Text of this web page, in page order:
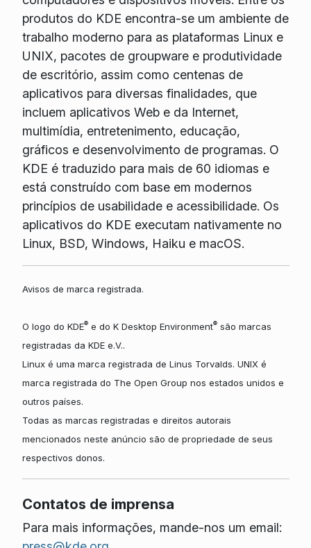
produtos do KDE encontra-se um ambiente de
trabalho moderno para as plataformas Linux e
UNIX, pacotes de groupware e produtividade
de escritório, assim como centenas de
aplicativos para diversas finalidades, que
incluem aplicativos Web e da Internet,
multimídia, entretenimento, educação,
gráficos e desenvolvimento de programas. O
KDE é traduzido para mais de 60 idiomas e
está construído com base em modernos
princípios de usabilidade e acessibilidade. Os
aplicativos do KDE executam nativamente no
Linux, BSD, Windows, Haiku e macOS.
Avisos de marca registrada.
O logo do KDE®e do K Desktop Environment®são marcas
registradas da KDE e.V..
Linux é uma marca registrada de Linus Torvalds. UNIX é
marca registrada do The Open Group nos estados unidos e
outros países.
Todas as marcas registradas e direitos autorais
mencionados neste anúncio são de propriedade de seus
respectivos donos.
Contatos de imprensa
Para mais informações, mande-nos um email: